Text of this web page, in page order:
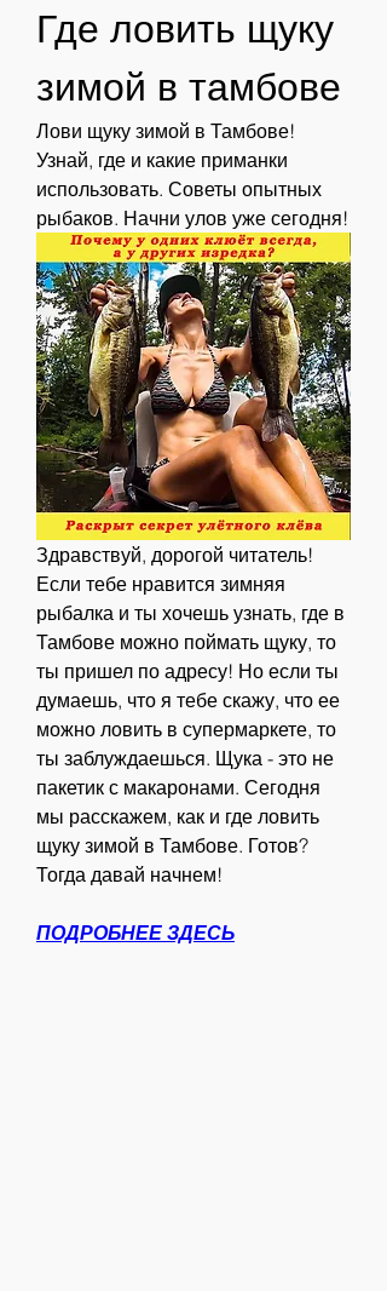
Где ловить щуку
зимой в тамбове
Лови щуку зимой в Тамбове!
Узнай, где и какие приманки
использовать. Советы опытных
рыбаков. Начни улов уже сегодня!
Здравствуй, дорогой читатель!
Если тебе нравится зимняя
рыбалка и ты хочешь узнать, где в
Тамбове можно поймать щуку, то
ты пришел по адресу! Но если ты
думаешь, что я тебе скажу, что ее
можно ловить в супермаркете, то
ты заблуждаешься. Щука - это не
пакетик с макаронами. Сегодня
мы расскажем, как и где ловить
щуку зимой в Тамбове. Готов?
Тогда давай начнем!
ПОДРОБНЕЕ ЗДЕСЬ